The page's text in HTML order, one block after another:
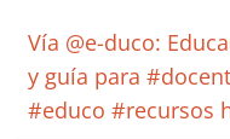
Vía @e-duco:
y guía para
#educo #recursos